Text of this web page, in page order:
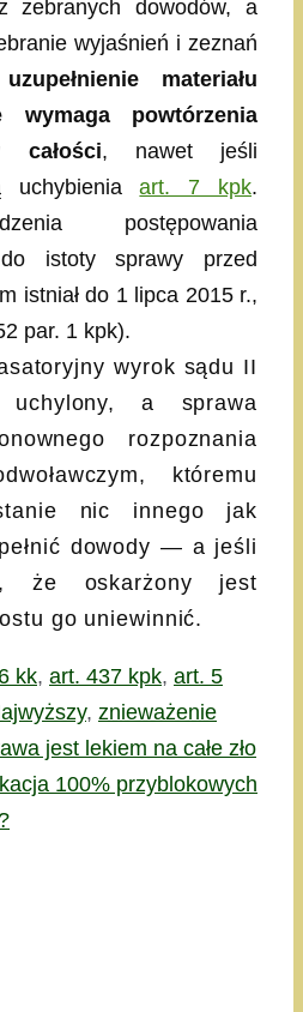
zebranych dowodów, a
wyjaśnień i zeznań
uzupełnienie materiału
wymaga powtórzenia
całości, nawet jeśli
uchybieniaart. 7 kpk.
postępowania
istoty sprawy przed
istniał do 1 lipca 2015 r.,
par. 1 kpk).
wyrok sądu II
uchylony, a sprawa
rozpoznania
któremu
nic innego jak
dowody — a jeśli
że oskarżony jest
go uniewinnić.
kk, art. 437 kpk, art. 5
, znieważenie
jest lekiem na całe zło
100% przyblokowych